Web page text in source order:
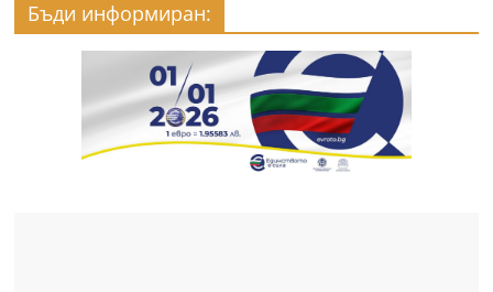
Бъди информиран: